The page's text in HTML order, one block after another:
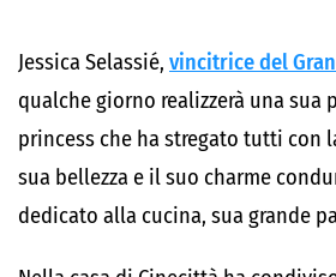
Jessica Selassié, vincitrice del
qualche giorno realizzerà una sua
princess che ha stregato tutti con
sua bellezza e il suo charme
dedicato alla cucina, sua grande